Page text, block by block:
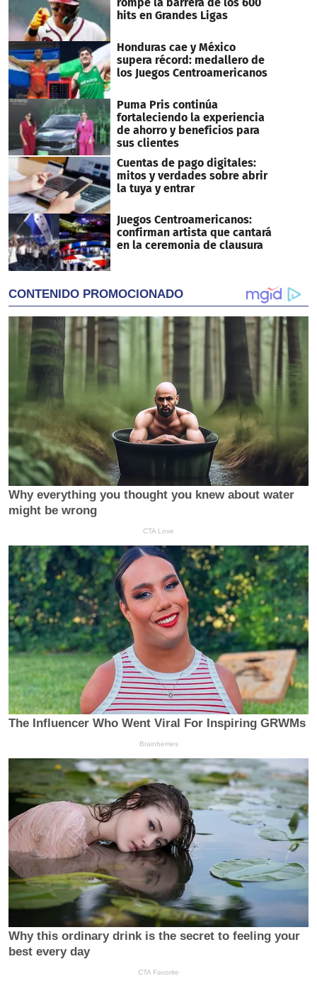
rompe la barrera de los 600
hits en Grandes Ligas
Honduras cae y México
supera récord: medallero de
los Juegos Centroamericanos
Puma Pris continúa
fortaleciendo la experiencia
de ahorro y beneficios para
sus clientes
Cuentas de pago digitales:
mitos y verdades sobre abrir
la tuya y entrar
Juegos Centroamericanos:
confirman artista que cantará
en la ceremonia de clausura